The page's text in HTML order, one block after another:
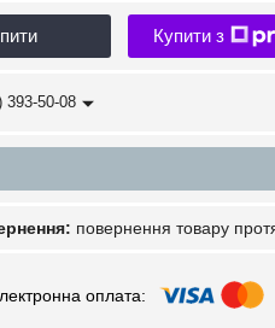
Купити з
393-50-08
повернення товару